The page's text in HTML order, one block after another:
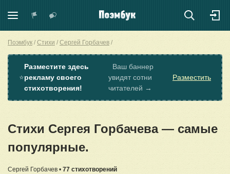
Поэмбук Стихи Сергей Горбачев
⭐
Разместите здесь
рекламу своего
стихотворения!
Ваш баннер
увидят сотни
читателей →
Разместить
Стихи Сергея Горбачева — самые
популярные.
Сергей Горбачев • 77 стихотворений